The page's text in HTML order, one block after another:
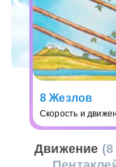
8 Жезлов
Скорость и
Движение